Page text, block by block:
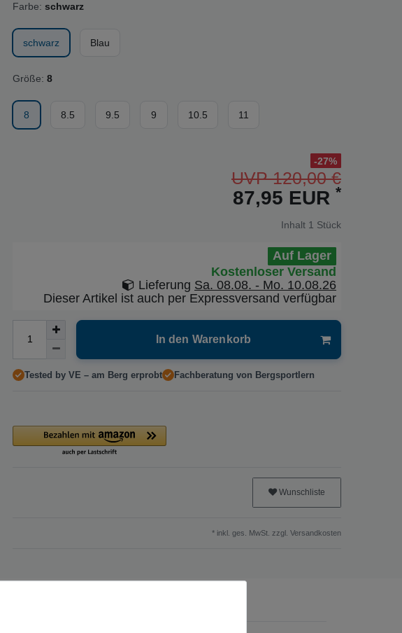
Farbe: schwarz
schwarz Blau
Größe: 8
8 8.5 9.5 9 10.5 11
-27%
UVP 120,00 €
87,95 EUR *
Inhalt 1 Stück
Auf Lager
Kostenloser Versand
Lieferung Sa. 08.08. - Mo. 10.08.26
Dieser Artikel ist auch per Expressversand verfügbar
In den Warenkorb
Tested by VE – am Berg erprobt Fachberatung von Bergsportlern
Wunschliste
* inkl. ges. MwSt. zzgl. Versandkosten